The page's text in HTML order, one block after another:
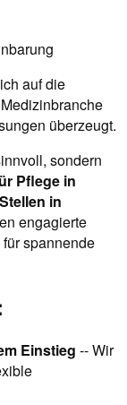
auf die
überzeugt.
sondern
Pflege in
in
engagierte
für spannende
Einstieg -- Wir